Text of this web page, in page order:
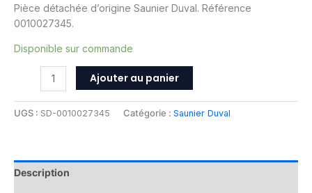
Pièce détachée d’origine Saunier Duval. Référence
0010027345.
Disponible sur commande
Ajouter au panier
UGS : SD-0010027345 Catégorie : Saunier Duval
Description